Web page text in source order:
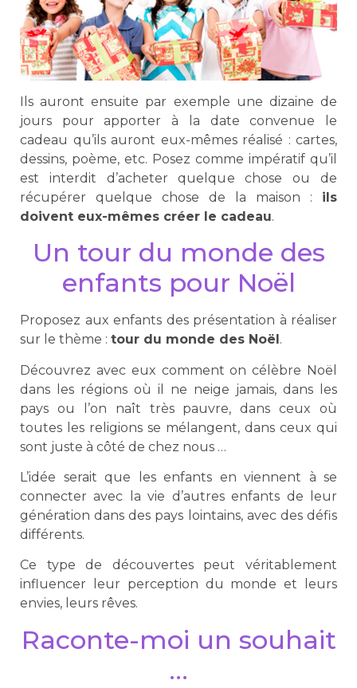
Ils auront ensuite par exemple une dizaine de
jours pour apporter à la date convenue le
cadeau qu’ils auront eux-mêmes réalisé : cartes,
dessins, poème, etc. Posez comme impératif qu’il
est interdit d’acheter quelque chose ou de
récupérer quelque chose de la maison : ils
doivent eux-mêmes créer le cadeau.
Un tour du monde des
enfants pour Noël
Proposez aux enfants des présentation à réaliser
sur le thème : tour du monde des Noël.
Découvrez avec eux comment on célèbre Noël
dans les régions où il ne neige jamais, dans les
pays ou l’on naît très pauvre, dans ceux où
toutes les religions se mélangent, dans ceux qui
sont juste à côté de chez nous …
L’idée serait que les enfants en viennent à se
connecter avec la vie d’autres enfants de leur
génération dans des pays lointains, avec des défis
différents.
Ce type de découvertes peut véritablement
influencer leur perception du monde et leurs
envies, leurs rêves.
Raconte-moi un souhait
…